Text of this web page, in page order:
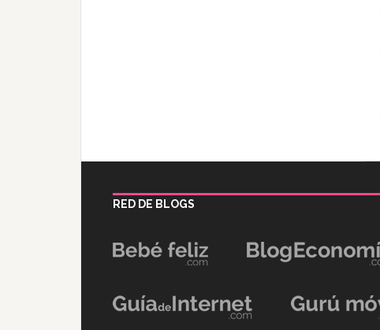
RED DE BLOGS